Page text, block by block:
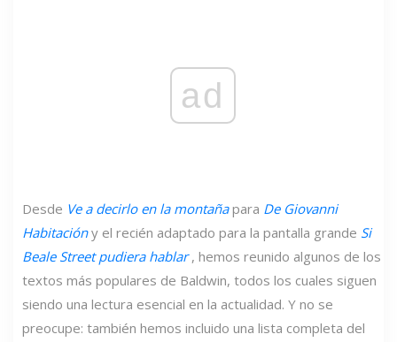
ad
Desde Ve a decirlo en la montaña para De Giovanni
Habitación y el recién adaptado para la pantalla grande Si
Beale Street pudiera hablar , hemos reunido algunos de los
textos más populares de Baldwin, todos los cuales siguen
siendo una lectura esencial en la actualidad. Y no se
preocupe: también hemos incluido una lista completa del